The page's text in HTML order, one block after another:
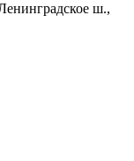
ш.,